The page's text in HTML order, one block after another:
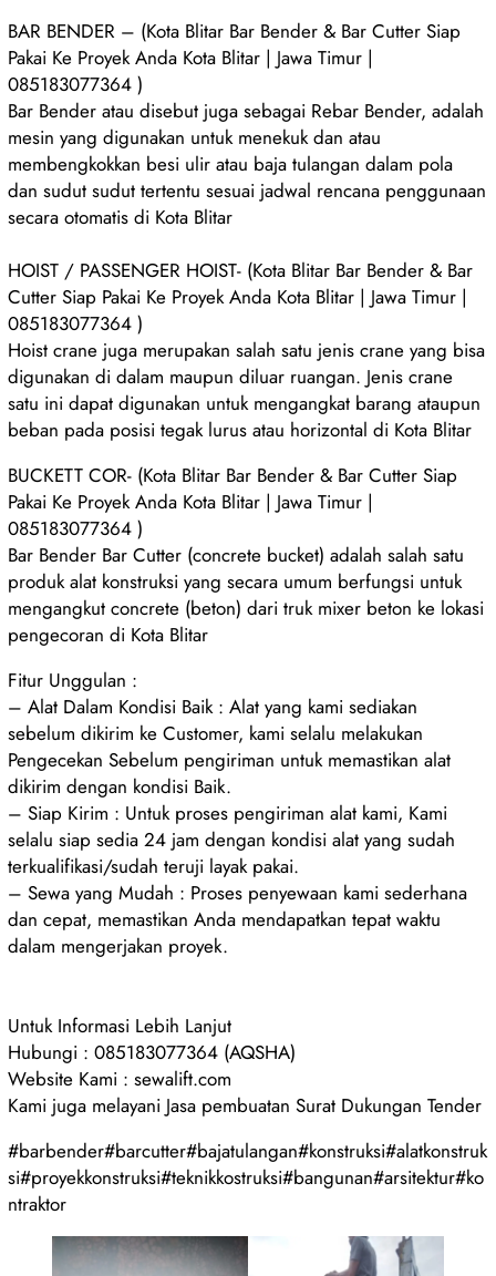
BAR BENDER – (Kota Blitar Bar Bender & Bar Cutter Siap
Pakai Ke Proyek Anda Kota Blitar | Jawa Timur |
085183077364 )
Bar Bender atau disebut juga sebagai Rebar Bender, adalah
mesin yang digunakan untuk menekuk dan atau
membengkokkan besi ulir atau baja tulangan dalam pola
dan sudut sudut tertentu sesuai jadwal rencana penggunaan
secara otomatis di Kota Blitar
HOIST / PASSENGER HOIST- (Kota Blitar Bar Bender & Bar
Cutter Siap Pakai Ke Proyek Anda Kota Blitar | Jawa Timur |
085183077364 )
Hoist crane juga merupakan salah satu jenis crane yang bisa
digunakan di dalam maupun diluar ruangan. Jenis crane
satu ini dapat digunakan untuk mengangkat barang ataupun
beban pada posisi tegak lurus atau horizontal di Kota Blitar
BUCKETT COR- (Kota Blitar Bar Bender & Bar Cutter Siap
Pakai Ke Proyek Anda Kota Blitar | Jawa Timur |
085183077364 )
Bar Bender Bar Cutter (concrete bucket) adalah salah satu
produk alat konstruksi yang secara umum berfungsi untuk
mengangkut concrete (beton) dari truk mixer beton ke lokasi
pengecoran di Kota Blitar
Fitur Unggulan :
– Alat Dalam Kondisi Baik : Alat yang kami sediakan
sebelum dikirim ke Customer, kami selalu melakukan
Pengecekan Sebelum pengiriman untuk memastikan alat
dikirim dengan kondisi Baik.
– Siap Kirim : Untuk proses pengiriman alat kami, Kami
selalu siap sedia 24 jam dengan kondisi alat yang sudah
terkualifikasi/sudah teruji layak pakai.
– Sewa yang Mudah : Proses penyewaan kami sederhana
dan cepat, memastikan Anda mendapatkan tepat waktu
dalam mengerjakan proyek.
Untuk Informasi Lebih Lanjut
Hubungi : 085183077364 (AQSHA)
Website Kami : sewalift.com
Kami juga melayani Jasa pembuatan Surat Dukungan Tender
#barbender#barcutter#bajatulangan#konstruksi#alatkonstruk
si#proyekkonstruksi#teknikkostruksi#bangunan#arsitektur#ko
ntraktor